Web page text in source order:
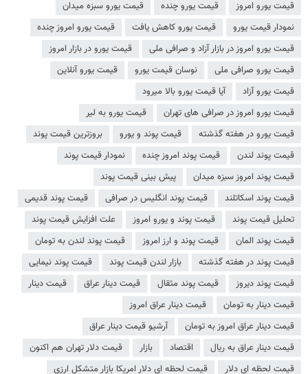
قیمت یورو امروز قیمت یورو چنده
قیمت یورو سبزه میدان
نمودار قیمت یورو
قیمت یورو کاهش یافت
قیمت یورو امروز چنده
قیمت یورو امروز در بازار آزاد و صرافی ملی
قیمت یورو در بازار امروز
قیمت یورو صرافی ملی
نوسان قیمت یورو
قیمت یورو آنلاین
قیمت یورو آزاد
آیا قیمت یورو بالا میرود
قیمت یورو امروز در صرافی های تهران
قیمت یورو به لیر
قیمت یورو در هفته گذشته
قیمت پوند و یورو
بروزترین قیمت پوند
قیمت پوند لندن
قیمت پوند امروز چنده
نمودار قیمت پوند
قیمت پوند امروز سبزه میدان
پیش بینی قیمت پوند
قیمت پوند اسکاتلند
قیمت پوند انگلیس در صرافی
قیمت پوند قدیمی
تحلیل قیمت پوند
قیمت پوند و یورو امروز
علت افزایش قیمت پوند
قیمت پوند المان
قیمت پوند و ارز امروز
قیمت پوند لندن به تومان
قیمت پوند در هفته گذشته
بازار لندن قیمت پوند
قیمت پوند نیمایی
قیمت پوند دیروز
قیمت پوند مثقال قیمت دینار عراق
قیمت دینار
قیمت دینار به تومان
قیمت دینار عراق امروز
قیمت دینار عراق امروز به تومان
آرشیو قیمت دینار عراق
قیمت دینار عراق به ریال
اقتصاد بازار
قیمت دلار تهران هم اکنون
قیمت لحظه ای دلار
قیمت لحظه ای دلار امریکا بازار متشکل ارزی